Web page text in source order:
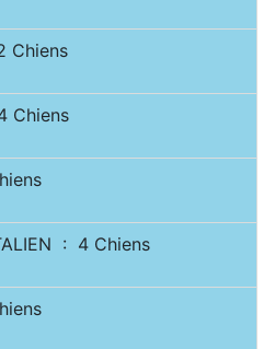
Chiens
Chiens
: 4 Chiens